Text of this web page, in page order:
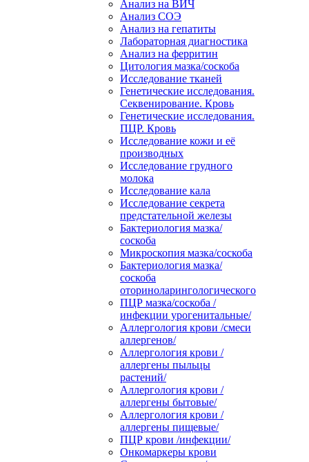
Анализ на ВИЧ
Анализ СОЭ
Анализ на гепатиты
Лабораторная диагностика
Анализ на ферритин
Цитология мазка/соскоба
Исследование тканей
Генетические исследования.
Секвенирование. Кровь
Генетические исследования.
ПЦР. Кровь
Исследование кожи и её
производных
Исследование грудного
молока
Исследование кала
Исследование секрета
предстательной железы
Бактериология мазка/
соскоба
Микроскопия мазка/соскоба
Бактериология мазка/
соскоба
оториноларингологического
ПЦР мазка/соскоба /
инфекции урогенитальные/
Аллергология крови /смеси
аллергенов/
Аллергология крови /
аллергены пыльцы
растений/
Аллергология крови /
аллергены бытовые/
Аллергология крови /
аллергены пищевые/
ПЦР крови /инфекции/
Онкомаркеры крови